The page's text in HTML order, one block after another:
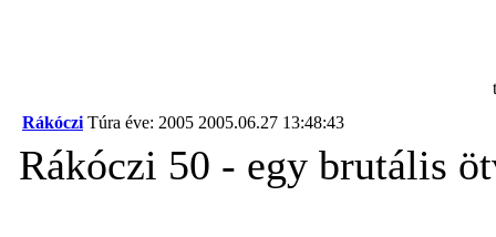
Rákóczi Túra éve: 2005 2005.06.27 13:48:43
Rákóczi 50 - egy brutális